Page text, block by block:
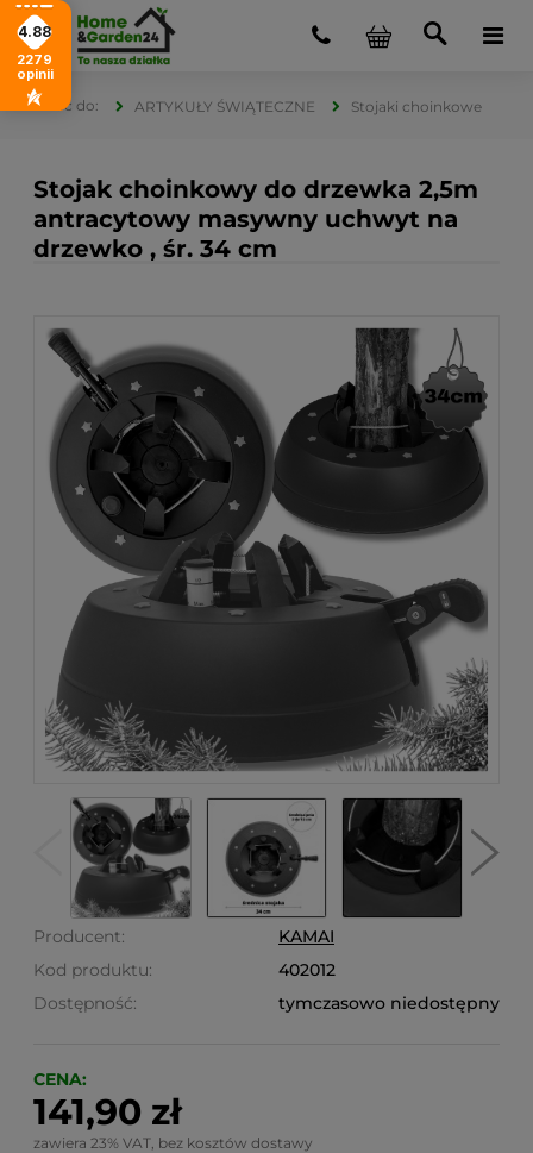
ARTYKUŁY ŚWIĄTECZNE Stojaki choinkowe
Stojak choinkowy do drzewka 2,5m
antracytowy masywny uchwyt na
drzewko , śr. 34 cm
Producent:
KAMAI
Kod produktu:
402012
Dostępność:
tymczasowo niedostępny
CENA:
141,90 zł
zawiera 23% VAT, bez kosztów dostawy
4.88
2279
opinii